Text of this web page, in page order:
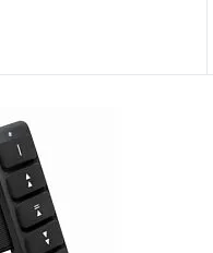
В корзину